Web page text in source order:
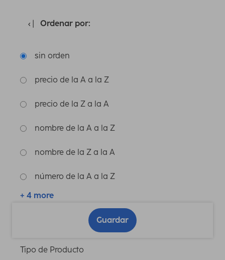
Ordenar por:
sin orden
precio de la A a la Z
precio de la Z a la A
nombre de la A a la Z
nombre de la Z a la A
número de la A a la Z
+ 4 more
Guardar
Tipo de Producto